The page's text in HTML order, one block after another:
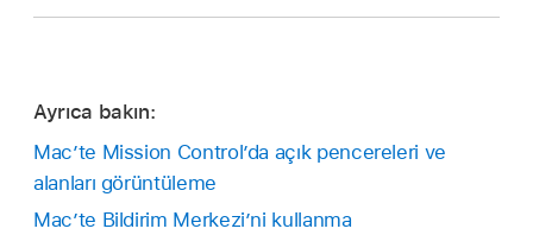
Ayrıca bakın:
Mac’te Mission Control’da açık pencereleri ve
alanları görüntüleme
Mac’te Bildirim Merkezi’ni kullanma